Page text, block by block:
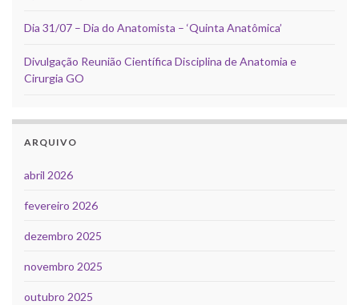
Dia 31/07 – Dia do Anatomista – ‘Quinta Anatômica’
Divulgação Reunião Científica Disciplina de Anatomia e
Cirurgia GO
ARQUIVO
abril 2026
fevereiro 2026
dezembro 2025
novembro 2025
outubro 2025